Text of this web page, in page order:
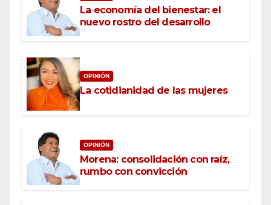
La economía del bienestar: el
nuevo rostro del desarrollo
OPINIÓN
La cotidianidad de las mujeres
OPINIÓN
Morena: consolidación con raíz,
rumbo con convicción